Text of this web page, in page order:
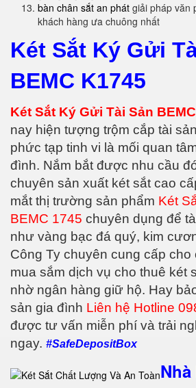
bàn chân sắt an phát giải pháp văn
khách hàng ưa chuông nhất
Két Sắt Ký Gửi
BEMC K1745
Két Sắt Ký Gửi Tài Sản
nay hiện tượng trộm cắp tài
phức tạp tinh vi là mối quan
đình. Nắm bắt được nhu cầu
chuyên sản xuất két sắt cao
mắt thị trường sản phẩm Két
BEMC 1745 chuyên dụng để
như vàng bạc đá quý, kim
Công Ty chuyên cung cấp cho
mua sắm dịch vụ cho thuê két
nhờ ngân hàng giữ hộ. Hay
sản gia đình Liên hệ Hotline
được tư vấn miễn phí và trải
ngay. #SafeDepositBox